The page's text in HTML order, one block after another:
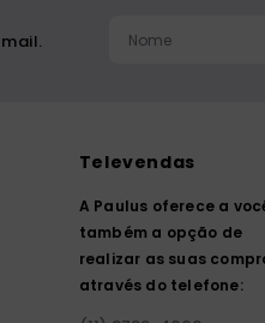
Televendas
A Paulus oferece a
também a opção de
realizar as suas
através do telefone: